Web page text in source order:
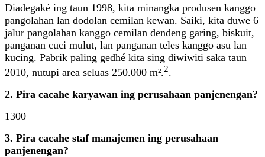
Diadegaké ing taun 1998, kita minangka produsen kanggo
pangolahan lan dodolan cemilan kewan. Saiki, kita duwe 6
jalur pangolahan kanggo cemilan dendeng garing, biskuit,
panganan cuci mulut, lan panganan teles kanggo asu lan
kucing. Pabrik paling gedhé kita sing diwiwiti saka taun
2010, nutupi area seluas 250.000 m².2.
2. Pira cacahe karyawan ing perusahaan panjenengan?
1300
3. Pira cacahe staf manajemen ing perusahaan
panjenengan?